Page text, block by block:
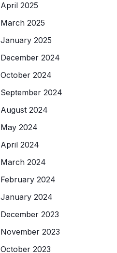
April 2025
March 2025
January 2025
December 2024
October 2024
September 2024
August 2024
May 2024
April 2024
March 2024
February 2024
January 2024
December 2023
November 2023
October 2023